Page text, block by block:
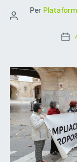
Autor
Per